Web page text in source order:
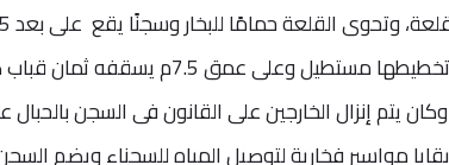
فى الصخر تخطيطها مستطيل
يتم إنزال الخارجين على القانون فى السجن
مواسير فخارية لتوصيل المياه للسجناء ويضم